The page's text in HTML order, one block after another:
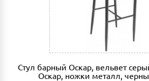
Сборка мебели рассчитывается
совершении заказа в интернет
фиксированной- 3% от стоимости
Дата доставки, выгрузки и сборки
индивидуально.
Ждем Вас в нашем салоне и желаем
Стул барный Оскар, вельвет
Оскар, ножки металл,